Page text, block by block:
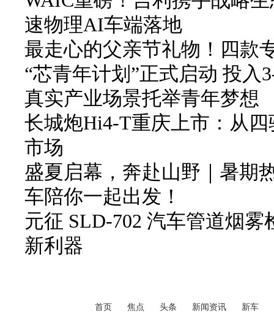
速物理AI车端落地
最走心的父亲节礼物！四款
“芯青年计划”正式启动 投入
真实产业场景托举青年梦想
长城炮Hi4-T重庆上市：从
市场
盛夏启幕，奔赴山野｜暑期
车陪你一起出发！
元征 SLD-702 汽车管道烟
新利器
首页 焦点 头条 新闻资讯 新车